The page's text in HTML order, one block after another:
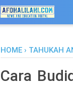
HOME › TAHUKAH
Cara